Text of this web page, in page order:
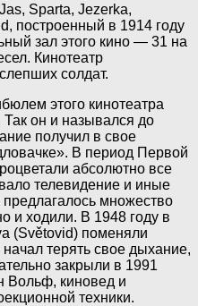
Sparta, Jezerka,
построенный в 1914 году
зал этого кино — 31 на
Кинотеатр
солдат.
этого кинотеатра
он и назывался до
получил в свое
В период Первой
абсолютно все
телевидение и иные
множество
и ходили. В 1948 году в
(Světovid) поменяли
терять свое дыхание,
закрыли в 1991
Вольф, киновед и
техники.